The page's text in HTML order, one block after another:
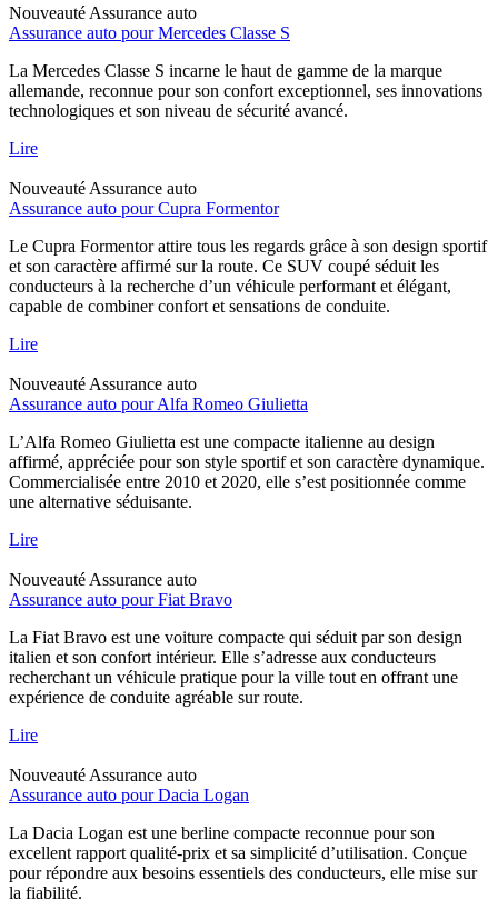
Nouveauté Assurance auto
Assurance auto pour Mercedes Classe S
La Mercedes Classe S incarne le haut de gamme de la marque
allemande, reconnue pour son confort exceptionnel, ses innovations
technologiques et son niveau de sécurité avancé.
Lire
Nouveauté Assurance auto
Assurance auto pour Cupra Formentor
Le Cupra Formentor attire tous les regards grâce à son design sportif
et son caractère affirmé sur la route. Ce SUV coupé séduit les
conducteurs à la recherche d’un véhicule performant et élégant,
capable de combiner confort et sensations de conduite.
Lire
Nouveauté Assurance auto
Assurance auto pour Alfa Romeo Giulietta
L’Alfa Romeo Giulietta est une compacte italienne au design
affirmé, appréciée pour son style sportif et son caractère dynamique.
Commercialisée entre 2010 et 2020, elle s’est positionnée comme
une alternative séduisante.
Lire
Nouveauté Assurance auto
Assurance auto pour Fiat Bravo
La Fiat Bravo est une voiture compacte qui séduit par son design
italien et son confort intérieur. Elle s’adresse aux conducteurs
recherchant un véhicule pratique pour la ville tout en offrant une
expérience de conduite agréable sur route.
Lire
Nouveauté Assurance auto
Assurance auto pour Dacia Logan
La Dacia Logan est une berline compacte reconnue pour son
excellent rapport qualité-prix et sa simplicité d’utilisation. Conçue
pour répondre aux besoins essentiels des conducteurs, elle mise sur
la fiabilité.